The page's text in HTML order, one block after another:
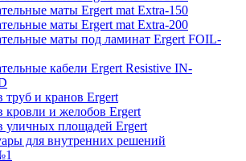
маты Ergert mat Extra-150
маты Ergert mat Extra-200
маты под ламинат Ergert FOIL-
кабели Ergert Resistive IN-
труб и кранов Ergert
кровли и желобов Ergert
уличных площадей Ergert
для внутренних решений